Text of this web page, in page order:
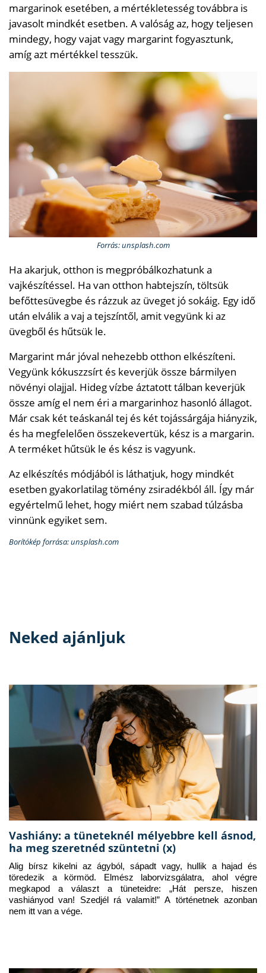
margarinok esetében, a mértékletesség továbbra is
javasolt mindkét esetben. A valóság az, hogy teljesen
mindegy, hogy vajat vagy margarint fogyasztunk,
amíg azt mértékkel tesszük.
Forrás: unsplash.com
Ha akarjuk, otthon is megpróbálkozhatunk a
vajkészítéssel. Ha van otthon habtejszín, töltsük
befőttesüvegbe és rázzuk az üveget jó sokáig. Egy idő
után elválik a vaj a tejszíntől, amit vegyünk ki az
üvegből és hűtsük le.
Margarint már jóval nehezebb otthon elkészíteni.
Vegyünk kókuszzsírt és keverjük össze bármilyen
növényi olajjal. Hideg vízbe áztatott tálban keverjük
össze amíg el nem éri a margarinhoz hasonló állagot.
Már csak két teáskanál tej és két tojássárgája hiányzik,
és ha megfelelően összekevertük, kész is a margarin.
A terméket hűtsük le és kész is vagyunk.
Az elkészítés módjából is láthatjuk, hogy mindkét
esetben gyakorlatilag tömény zsiradékból áll. Így már
egyértelmű lehet, hogy miért nem szabad túlzásba
vinnünk egyiket sem.
Borítókép forrása: unsplash.com
Neked ajánljuk
Vashiány: a tüneteknél mélyebbre kell ásnod,
ha meg szeretnéd szüntetni (x)
Alig bírsz kikelni az ágyból, sápadt vagy, hullik a hajad és
töredezik a körmöd. Elmész laborvizsgálatra, ahol végre
megkapod a választ a tüneteidre: „Hát persze, hiszen
vashiányod van! Szedjél rá valamit!” A történetnek azonban
nem itt van a vége.